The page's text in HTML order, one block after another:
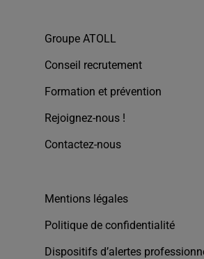
Groupe ATOLL
Conseil recrutement
Formation et prévention
Rejoignez-nous !
Contactez-nous
Mentions légales
Politique de confidentialité
Dispositifs d’alertes